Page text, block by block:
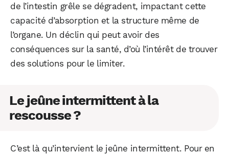
de l’intestin grêle se dégradent, impactant cette
capacité d’absorption et la structure même de
l’organe. Un déclin qui peut avoir des
conséquences sur la santé, d’où l’intérêt de trouver
des solutions pour le limiter.
Le jeûne intermittent à la
rescousse ?
C’est là qu’intervient le jeûne intermittent. Pour en